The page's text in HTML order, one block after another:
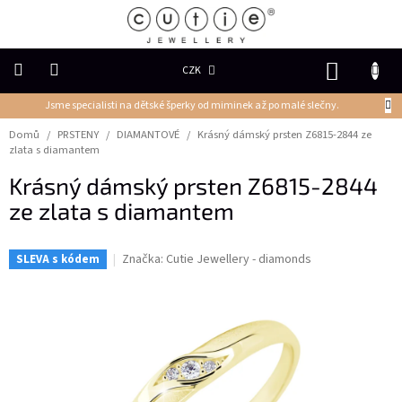
Jsme specialisti na dětské šperky od miminek až po malé slečny.
CZK
DĚTSKÉ
ŠPERKY
NÁUŠNICE
PŘÍVĚSKY
Domů / PRSTENY / DIAMANTOVÉ / Krásný dámský prsten Z6815-2844 ze
zlata s diamantem
Krásný dámský prsten Z6815-2844
ze zlata s diamantem
SLEVA s kódem Značka: Cutie Jewellery - diamonds